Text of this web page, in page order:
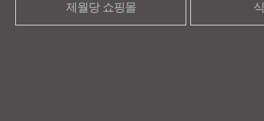
제월당 쇼핑몰